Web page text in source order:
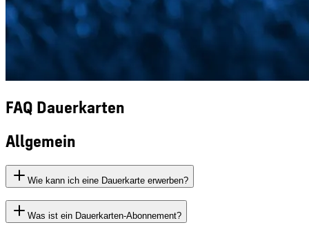
FAQ Dauerkarten
Allgemein
Wie kann ich eine Dauerkarte erwerben?
Was ist ein Dauerkarten-Abonnement?